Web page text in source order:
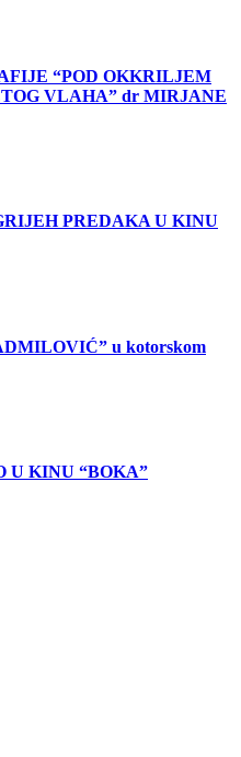
“POD OKKRILJEM
VLAHA” dr MIRJANE
PREDAKA U KINU
u kotorskom
U KINU “BOKA”